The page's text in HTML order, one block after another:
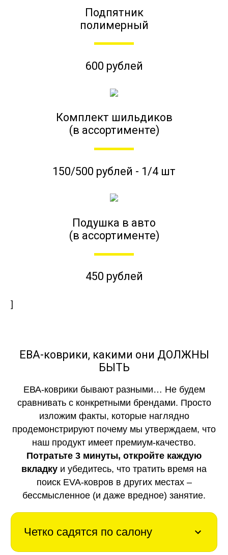
Подпятник
полимерный
600 рублей
Комплект шильдиков
(в ассортименте)
150/500 рублей - 1/4 шт
Подушка в авто
(в ассортименте)
450 рублей
]
ЕВА-коврики, какими они ДОЛЖНЫ
БЫТЬ
ЕВА-коврики бывают разными… Не будем
сравнивать с конкретными брендами. Просто
изложим факты, которые наглядно
продемонстрируют почему мы утверждаем, что
наш продукт имеет премиум-качество.
Потратьте 3 минуты, откройте каждую
вкладку и убедитесь, что тратить время на
поиск EVA-ковров в других местах –
бессмысленное (и даже вредное) занятие.
Четко садятся по салону